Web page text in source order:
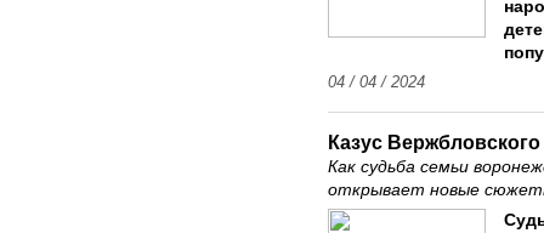
04 / 04 / 2024
Казус Вержбловского
Как судьба семьи
открывает новые